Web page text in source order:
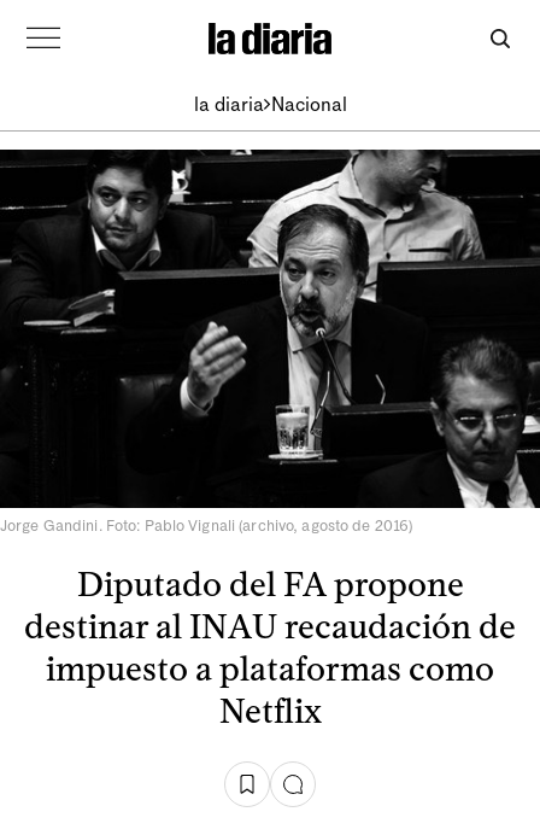
la diaria Nacional
Jorge Gandini. Foto: Pablo Vignali (archivo, agosto de 2016)
Diputado del FA propone
destinar al INAU recaudación de
impuesto a plataformas como
Netflix